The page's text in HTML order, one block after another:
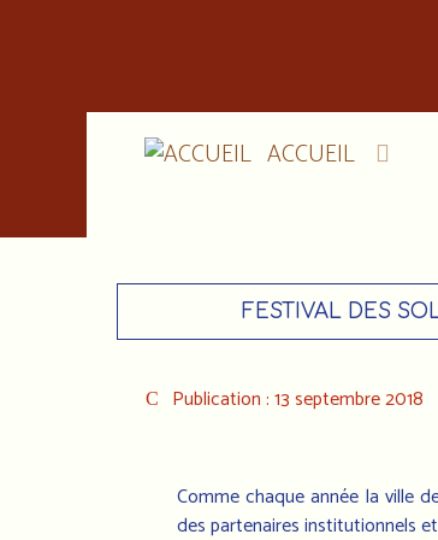
ACCUEIL
FESTIVAL DES
Publication : 13 septembre 2018
Comme chaque année la ville
des partenaires institutionnels